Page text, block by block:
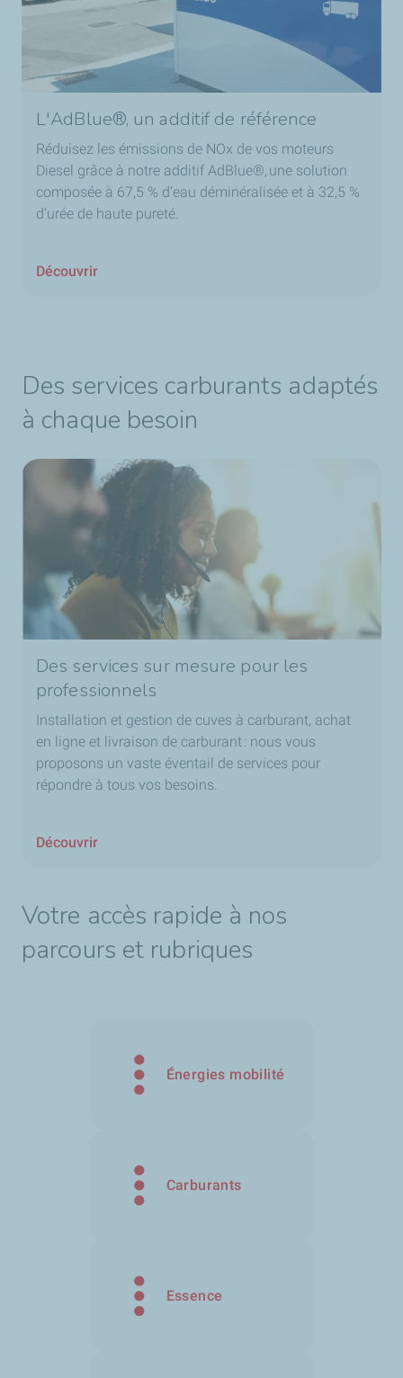
L'AdBlue®, un additif de référence
Réduisez les émissions de NOx de vos moteurs
Diesel grâce à notre additif AdBlue®, une solution
composée à 67,5 % d’eau déminéralisée et à 32,5 %
d’urée de haute pureté.
Découvrir
Des services carburants adaptés
à chaque besoin
Des services sur mesure pour les
professionnels
Installation et gestion de cuves à carburant, achat
en ligne et livraison de carburant : nous vous
proposons un vaste éventail de services pour
répondre à tous vos besoins.
Découvrir
Votre accès rapide à nos
parcours et rubriques
Énergies mobilité
Carburants
Essence